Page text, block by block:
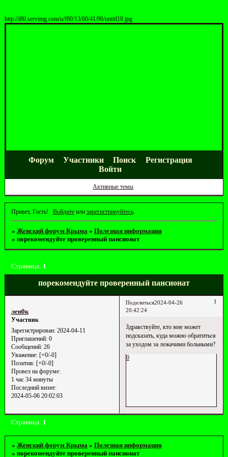
http://i80.servimg.com/u/f80/13/60/41/96/untitl10.jpg
Форум Участники Поиск
Регистрация
Войти
Активные темы
Привет, Гость! Войдитеили зарегистрируйтесь.
» Женский форум Крыма » Полезная информация
» порекомендуйте проверенный пансионат
порекомендуйте проверенный пансионат
Страница: 1
Поделиться 1
2024-04-26
20:42:24
лен0к
Участник
Зарегистрирован: 2024-04-11
Приглашений:0
Сообщений:26
Уважение: [+0/-0]
Позитив: [+0/-0]
Провел на форуме:
1 час 34 минуты
Последний визит:
2024-05-06 20:02:03
Здравствуйте, кто мне может
подсказать, куда можно обратиться
за уходом за лежачими больными?
0
Страница: 1
» Женский форум Крыма » Полезная информация
» порекомендуйте проверенный пансионат